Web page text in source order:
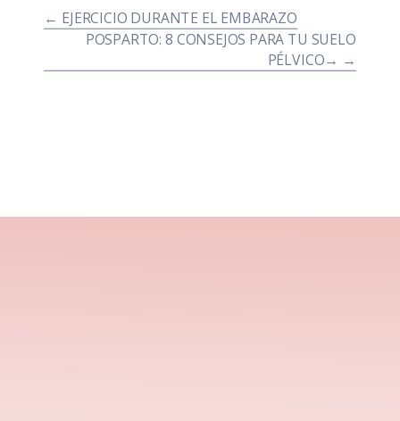
← EJERCICIO DURANTE EL EMBARAZO
POSPARTO: 8 CONSEJOS PARA TU SUELO
PÉLVICO
→